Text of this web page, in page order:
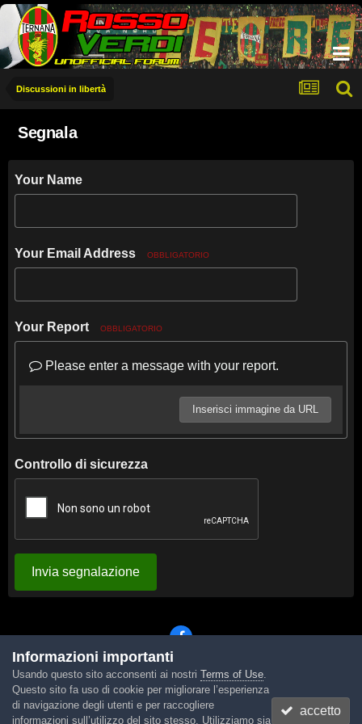
Discussioni in libertà
Segnala
Your Name
Your Email Address OBBLIGATORIO
Your Report OBBLIGATORIO
Please enter a message with your report.
Inserisci immagine da URL
Controllo di sicurezza
Invia segnalazione
Lingua Tema Contattaci Cookies
Powered by Invision Community
Informazioni importanti
Usando questo sito acconsenti ai nostri Terms of Use.
Questo sito fa uso di cookie per migliorare l’esperienza
di navigazione degli utenti e per raccogliere
informazioni sull’utilizzo del sito stesso. Utilizziamo sia
accetto